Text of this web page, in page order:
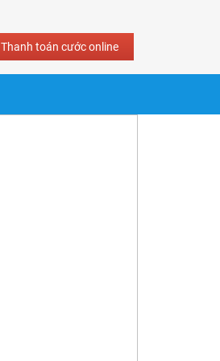
Thanh toán cước online